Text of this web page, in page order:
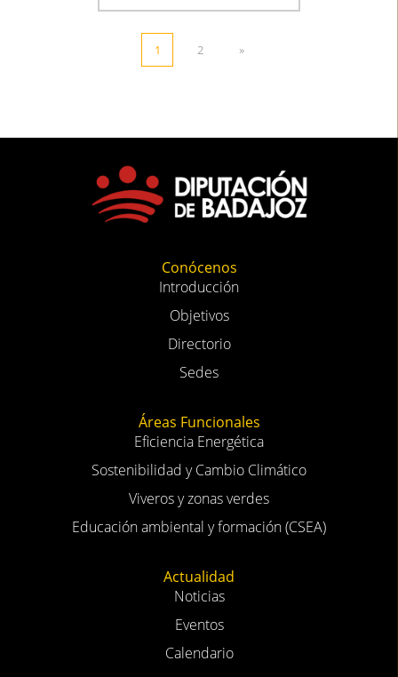
1 2 »
Conócenos
Introducción
Objetivos
Directorio
Sedes
Áreas Funcionales
Eficiencia Energética
Sostenibilidad y Cambio Climático
Viveros y zonas verdes
Educación ambiental y formación (CSEA)
Actualidad
Noticias
Eventos
Calendario